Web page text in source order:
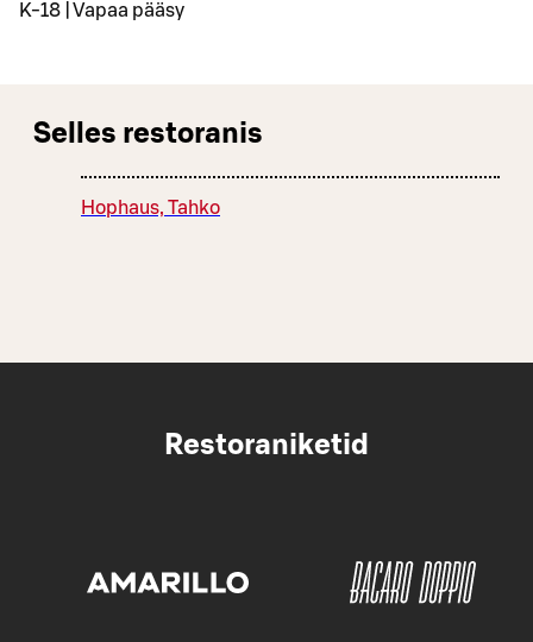
K-18 | Vapaa pääsy
Selles restoranis
Hophaus, Tahko
Restoraniketid